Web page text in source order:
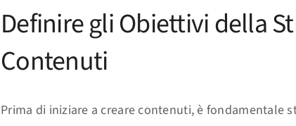
Definire gli Obiettivi della
Contenuti
Prima di iniziare a creare contenuti, è fondamentale